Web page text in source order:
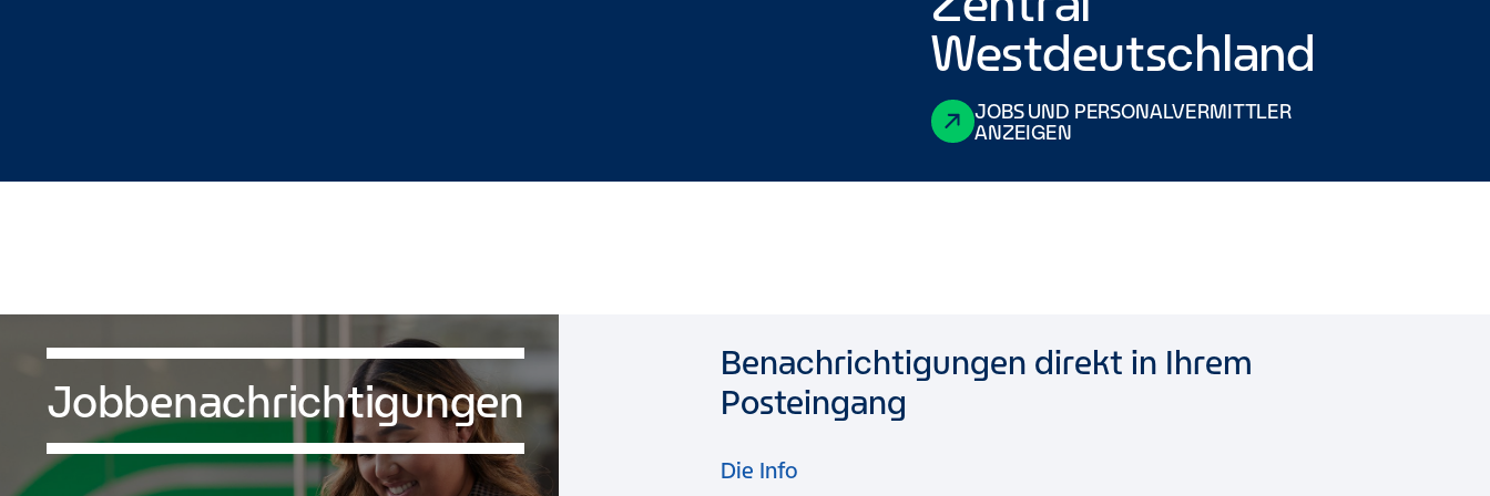
Westdeutschland
JOBS UND PERSONALVERMITTLER
ANZEIGEN
Jobbenachrichtigungen
Benachrichtigungen direkt in Ihrem
Posteingang
Die Info